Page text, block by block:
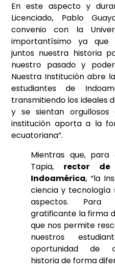
En este aspecto y
Licenciado, Pablo
convenio con la
importantísimo ya
juntos nuestra historia
nuestro pasado y
Nuestra Institución abre
estudiantes de
transmitiendo los ideales
y se sientan
institución aporta a la
ecuatoriana”.
Mientras que,
Tapia, rector de
Indoamérica, “la
ciencia y tecnología
aspectos. Para
gratificante la firma
que nos permite
nuestros
oportunidad de
historia de forma